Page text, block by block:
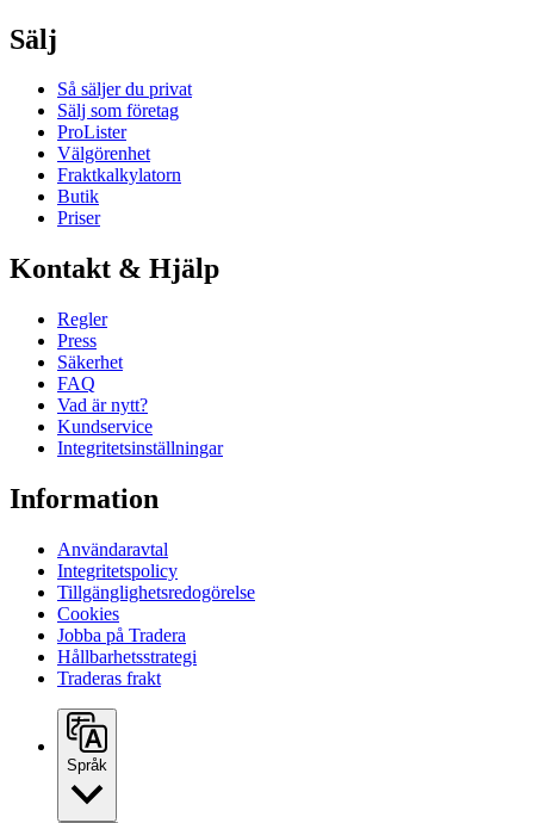
Sälj
Så säljer du privat
Sälj som företag
ProLister
Välgörenhet
Fraktkalkylatorn
Butik
Priser
Kontakt & Hjälp
Regler
Press
Säkerhet
FAQ
Vad är nytt?
Kundservice
Integritetsinställningar
Information
Användaravtal
Integritetspolicy
Tillgänglighetsredogörelse
Cookies
Jobba på Tradera
Hållbarhetsstrategi
Traderas frakt
Språk